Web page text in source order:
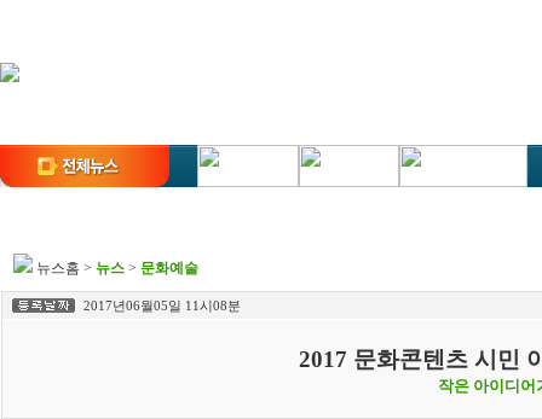
뉴스홈 > 뉴스 > 문화예술
2017년06월05일 11시08분
2017 문화콘텐츠 시민
작은 아이디어